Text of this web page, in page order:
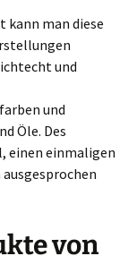
kann man diese
und
und
Öle. Des
einen einmaligen
von